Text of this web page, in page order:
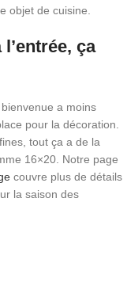
objet de cuisine.
ça
a moins
pour la décoration.
tout ça a de la
16×20. Notre page
couvre plus de détails
la saison des